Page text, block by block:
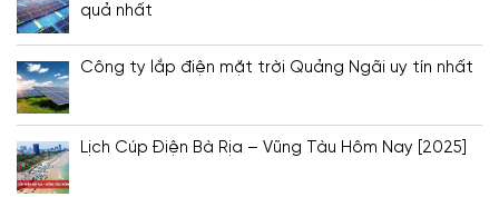
quả nhất
Công ty lắp điện mặt trời Quảng Ngãi uy tín nhất
Lịch Cúp Điện Bà Rịa – Vũng Tàu Hôm Nay [2025]